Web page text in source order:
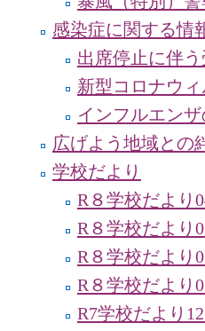
感染症に関する情
出席停止に伴
新型コロナウ
インフルエン
広げよう地域との
学校だより
R８学校だより
R８学校だより
R８学校だより
R８学校だより
R7学校だより